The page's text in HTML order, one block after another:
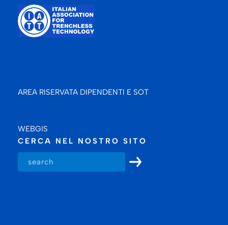
AREA RISERVATA DIPENDENTI E SOT
WEBGIS
CERCA NEL NOSTRO SITO